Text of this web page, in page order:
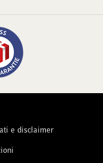
e disclaimer